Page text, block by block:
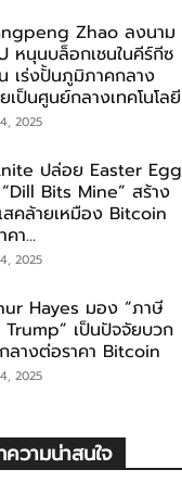
Zhao ลงนาม
หนุนบล็อกเชนในคีร์กีซ
เร่งปั้นภูมิภาคกลาง
ยเป็นศูนย์กลางเทคโนโลยี
2025
ปล่อย Easter Egg
Bits Mine” สร้าง
สคล้ายเหมือง Bitcoin
า...
2025
Hayes มอง “ภาษี
เป็นปัจจัยบวก
กลางต่อราคา Bitcoin
2025
วามน่าสนใจ